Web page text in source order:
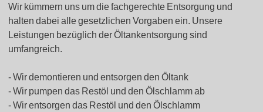
Wir kümmern uns um die fachgerechte Entsorgung und
halten dabei alle gesetzlichen Vorgaben ein. Unsere
Leistungen bezüglich der Öltankentsorgung sind
umfangreich.
Wir demontieren und entsorgen den Öltank
Wir pumpen das Restöl und den Ölschlamm ab
Wir entsorgen das Restöl und den Ölschlamm